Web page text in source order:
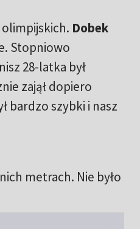
Dobek
Stopniowo
28-latka był
zajął dopiero
bardzo szybki i nasz
metrach. Nie było